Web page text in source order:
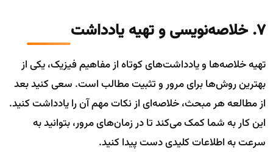
7. خلاصه‌نویسی و تهیه یادداشت
تهیه خلاصه‌ها و یادداشت‌های کوتاه از مفاهیم فیزیک، یکی از
بهترین روش‌ها برای مرور و تثبیت مطالب است. سعی کنید بعد
از مطالعه هر مبحث، خلاصه‌ای از نکات مهم آن را یادداشت کنید.
این کار به شما کمک می‌کند تا در زمان‌های مرور، بتوانید به
سرعت به اطلاعات کلیدی دست پیدا کنید.